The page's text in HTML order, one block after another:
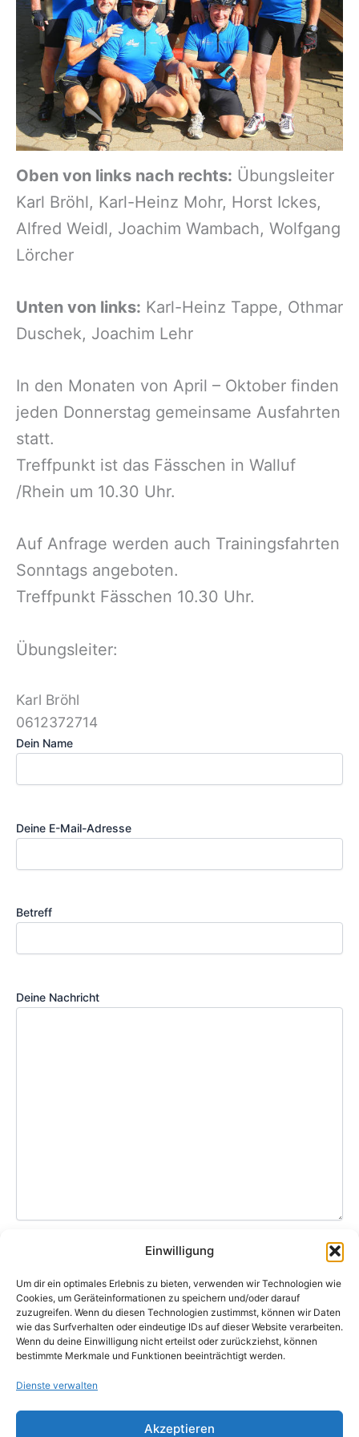
Einwilligung
Um dir ein optimales Erlebnis zu bieten, verwenden wir Technologien wie
Cookies, um Geräteinformationen zu speichern und/oder darauf
zuzugreifen. Wenn du diesen Technologien zustimmst, können wir Daten
wie das Surfverhalten oder eindeutige IDs auf dieser Website verarbeiten.
Wenn du deine Einwilligung nicht erteilst oder zurückziehst, können
bestimmte Merkmale und Funktionen beeinträchtigt werden.
Dienste verwalten
Akzeptieren
Oben von links nach rechts: Übungsleiter
Karl Bröhl, Karl-Heinz Mohr, Horst Ickes,
Alfred Weidl, Joachim Wambach, Wolfgang
Lörcher
Unten von links: Karl-Heinz Tappe, Othmar
Duschek, Joachim Lehr
In den Monaten von April – Oktober finden
jeden Donnerstag gemeinsame Ausfahrten
statt.
Treffpunkt ist das Fässchen in Walluf
/Rhein um 10.30 Uhr.
Auf Anfrage werden auch Trainingsfahrten
Sonntags angeboten.
Treffpunkt Fässchen 10.30 Uhr.
Übungsleiter:
Dein Name
Deine E-Mail-Adresse
Betreff
Deine Nachricht
akzeptiere sie.
Bitte lasse dieses Feld leer.
Impressum|Datenschutz |Cookie‑Richtlinie